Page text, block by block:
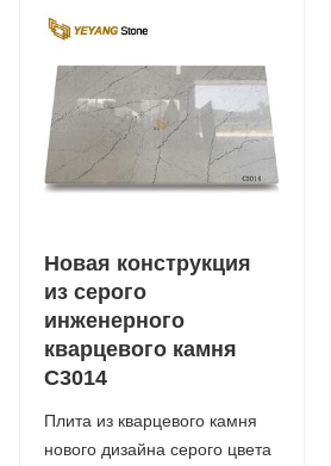
Новая конструкция
из серого
инженерного
кварцевого камня
C3014
Плита из кварцевого камня
нового дизайна серого цвета